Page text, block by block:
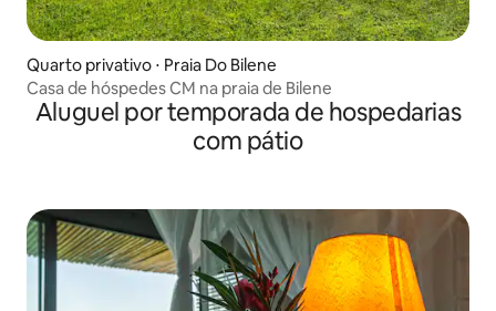
Quarto privativo ⋅ Praia Do Bilene
Casa de hóspedes CM na praia de Bilene
Aluguel por temporada de hospedarias
com pátio